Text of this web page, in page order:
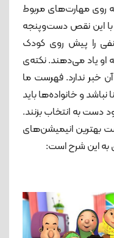
روی مهارت‌های مربوط
با این نقص دست‌وپنجه
را پیش روی کودک
او یاد می‌دهند. نکته‌ی‌
خبر ندارد. فهرست ما
و خانواده‌ها باید
دست به انتخاب بزنند.
بهترین انیمیشن‌های
به این شرح است: